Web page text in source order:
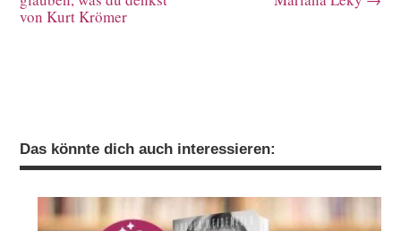
von Kurt Krömer
Das könnte dich auch interessieren: